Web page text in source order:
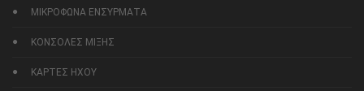
ΜΙΚΡΟΦΩΝΑ ΕΝΣΥΡΜΑΤΑ
ΚΟΝΣΟΛΕΣ ΜΙΞΗΣ
ΚΑΡΤΕΣ ΗΧΟΥ